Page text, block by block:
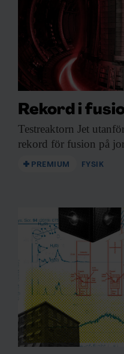
Rekord i
Testreaktorn Jet
rekord för fusion på
PREMIUM FYSIK